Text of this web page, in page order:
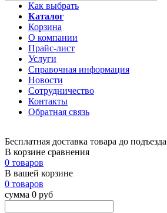
Как выбрать
Каталог
Корзина
О компании
Прайс-лист
Услуги
Справочная информация
Новости
Сотрудничество
Контакты
Обратная связь
Бесплатная доставка товара до
В корзине сравнения
0 товаров
В вашей корзине
0 товаров
сумма 0 руб